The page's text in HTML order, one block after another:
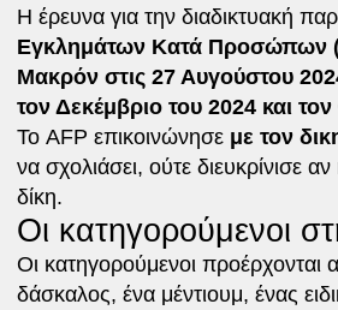
Η έρευνα για την διαδικτυακή
Εγκλημάτων Κατά Προσώπων
Μακρόν στις 27 Αυγούστου
τον Δεκέμβριο του 2024 και
Το AFP επικοινώνησε με τον
να σχολιάσει, ούτε διευκρίνισε
δίκη.
Οι κατηγορούμενοι
Οι κατηγορούμενοι προέρχονται
δάσκαλος, ένα μέντιουμ, ένας